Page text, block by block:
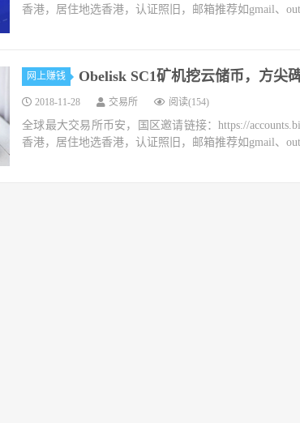
香港，居住地选香港，认证照旧，邮箱推荐如gmail、
网上赚钱 Obelisk SC1矿机挖云储币，方尖
2018-11-28 交易所 阅读(154)
全球最大交易所币安，国区邀请链接：https://
香港，居住地选香港，认证照旧，邮箱推荐如gmail、